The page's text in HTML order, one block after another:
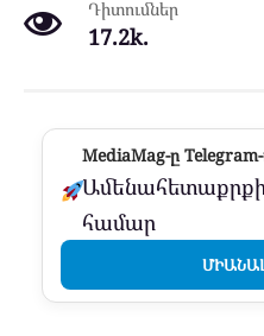
Դիտումներ
17.2k.
MediaMag-ը Telegram-
համար